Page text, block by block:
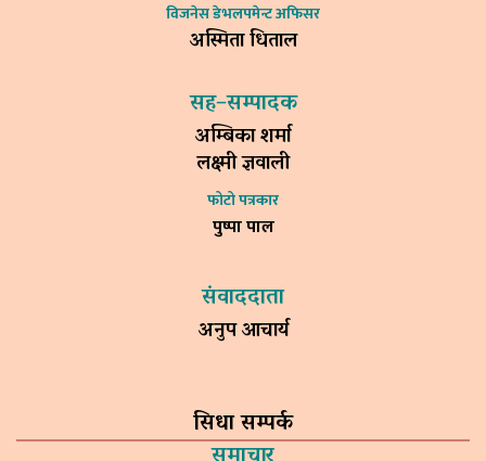
विजनेस डेभलपमेन्ट अफिसर
अस्मिता धिताल
सह–सम्पादक
अम्बिका शर्मा
लक्ष्मी ज्ञवाली
फोटो पत्रकार
पुष्पा पाल
संवाददाता
अनुप आचार्य
सिधा सम्पर्क